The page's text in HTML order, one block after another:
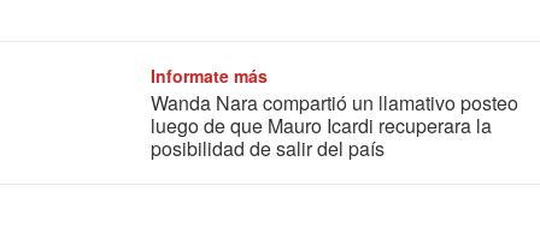
Informate más
Wanda Nara compartió un llamativo posteo
luego de que Mauro Icardi recuperara la
posibilidad de salir del país